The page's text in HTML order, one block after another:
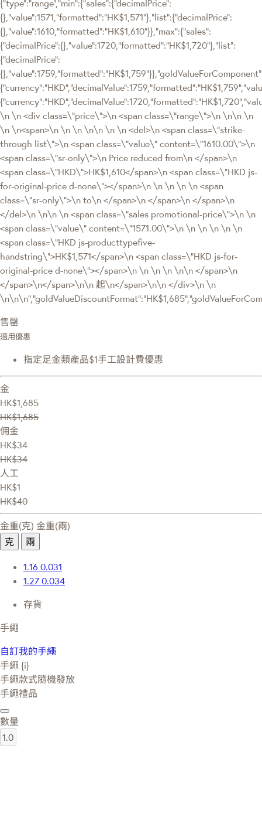
{"type":"range","min":{"sales":{"decimalPrice":
{},"value":1571,"formatted":"HK$1,571"},"list":{"decimalPrice":
{},"value":1610,"formatted":"HK$1,610"}},"max":{"sales":
{"decimalPrice":{},"value":1720,"formatted":"HK$1,720"},"list":
{"decimalPrice":
\n \n <div class=\"price\">\n <span class=\"range\">\n \n\n \n
\n \n<span>\n \n \n \n\n \n \n <del>\n <span class=\"strike-
through list\">\n <span class=\"value\" content=\"1610.00\">\n
<span class=\"sr-only\">\n Price reduced from\n </span>\n
<span class=\"HKD\">HK$1,610</span>\n <span class=\"HKD js-
for-original-price d-none\"></span>\n \n \n \n \n <span
class=\"sr-only\">\n to\n </span>\n </span>\n </span>\n
</del>\n \n\n \n <span class=\"sales promotional-price\">\n \n
<span class=\"value\" content=\"1571.00\">\n \n \n \n \n \n
<span class=\"HKD js-producttypefive-
handstring\">HK$1,571</span>\n <span class=\"HKD js-for-
original-price d-none\"></span>\n \n \n \n \n\n </span>\n
</span>\n</span>\n\n 起\n</span>\n\n </div>\n \n
售罄
適用優惠
指定足金類產品$1手工設計費優惠
金
HK$1,685
HK$1,685
佣金
HK$34
HK$34
人工
HK$1
HK$40
金重(克) 金重(兩)
克
兩
1.16 0.031
1.27 0.034
存貨
手繩
自訂我的手繩
手繩 {i}
手繩款式隨機發放
手繩禮品
數量